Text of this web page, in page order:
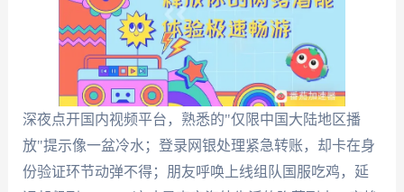
深夜点开国内视频平台，熟悉的"仅限中国大陆地区播
放"提示像一盆冷水；登录网银处理紧急转账，却卡在身
份验证环节动弹不得；朋友呼唤上线组队国服吃鸡，延